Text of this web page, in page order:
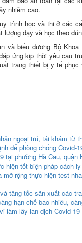
nhiễm cao.
trình học và thi ở các
lượng dạy và học theo
và biểu dương Bộ
ứng kịp thời yêu cầu
trang thiết bị y tế
ngoại trú, tái khám từ
để phòng chống Covid-
tại phường Hà Cầu, quận
hiện tốt biện pháp cách
rộng thực hiện test
tăng tốc sản xuất các
hạn chế bao nhiêu,
làm lây lan dịch Covid-19